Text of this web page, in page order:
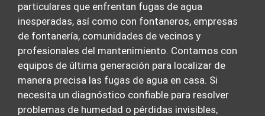
particulares que enfrentan fugas de agua
inesperadas, así como con fontaneros, empresas
de fontanería, comunidades de vecinos y
profesionales del mantenimiento. Contamos con
equipos de última generación para localizar de
manera precisa las fugas de agua en casa. Si
necesita un diagnóstico confiable para resolver
problemas de humedad o pérdidas invisibles,